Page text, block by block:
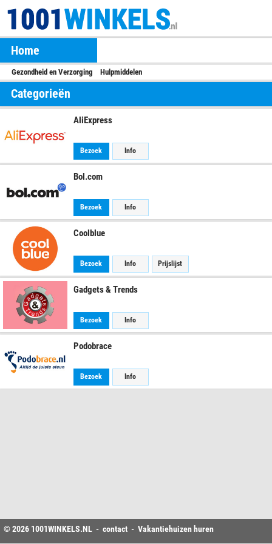
Home
Gezondheid en Verzorging Hulpmiddelen
Categorieën
AliExpress
Bezoek Info
Bol.com
Bezoek Info
Coolblue
Bezoek Info Prijslijst
Gadgets & Trends
Bezoek Info
Podobrace
Bezoek Info
© 2026 1001WINKELS.NL - contact - Vakantiehuizen huren